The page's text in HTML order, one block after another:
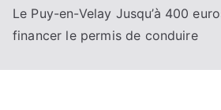
Le Puy-en-Velay Jusqu’à 400
financer le permis de conduire